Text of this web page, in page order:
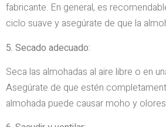
fabricante. En general, es
ciclo suave y asegúrate de que la
5. Secado adecuado:
Seca las almohadas al aire libre o en
Asegúrate de que estén
almohada puede causar moho y